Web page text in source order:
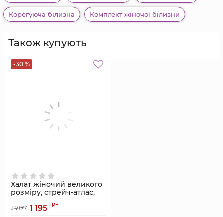
Корегуюча білизна Комплект жіночої білизни
Також купують
-30 %
Халат жіночий великого
розміру, стрейч-атлас,
Serenade, модель 1111
1 707 1 195 грн